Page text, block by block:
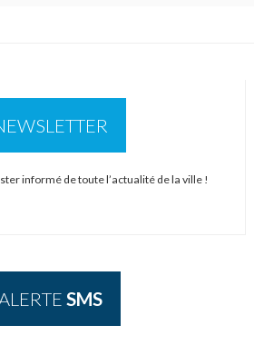
informé de toute l’actualité de la ville !
SMS